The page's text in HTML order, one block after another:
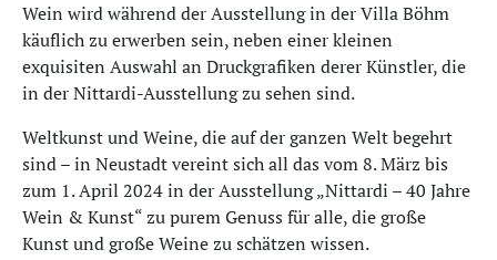
Wein wird während der Ausstellung in der Villa Böhm
käuflich zu erwerben sein, neben einer kleinen
exquisiten Auswahl an Druckgrafiken derer Künstler, die
in der Nittardi-Ausstellung zu sehen sind.
Weltkunst und Weine, die auf der ganzen Welt begehrt
sind – in Neustadt vereint sich all das vom 8. März bis
zum 1. April 2024 in der Ausstellung „Nittardi – 40 Jahre
Wein & Kunst“ zu purem Genuss für alle, die große
Kunst und große Weine zu schätzen wissen.